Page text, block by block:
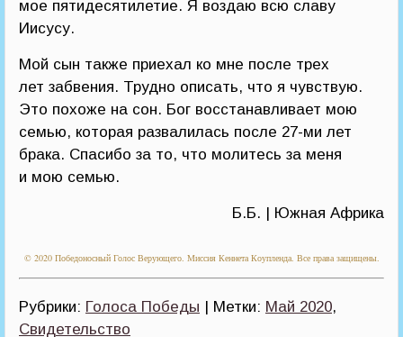
мое пятидесятилетие. Я воздаю всю славу
Иисусу.
Мой сын также приехал ко мне после трех
лет забвения. Трудно описать, что я чувствую.
Это похоже на сон. Бог восстанавливает мою
семью, которая развалилась после 27-ми лет
брака. Спасибо за то, что молитесь за меня
и мою семью.
Б.Б. | Южная Африка
© 2020 Победоносный Голос Верующего. Миссия Кеннета Коупленда. Все права защищены.
Рубрики: Голоса Победы | Метки: Май 2020,
Свидетельство